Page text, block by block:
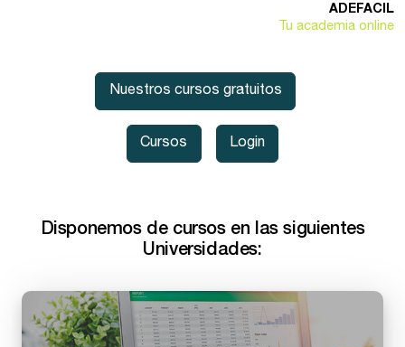
ADEFACIL
Tu academia online
Nuestros cursos gratuitos
Cursos Login
Disponemos de cursos en las siguientes
Universidades: